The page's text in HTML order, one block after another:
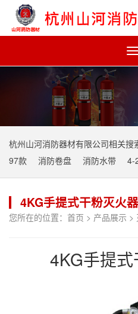
杭州山河消防器材有限公司相关搜
97款
消防卷盘 消防水带 4-
4KG手提式干粉灭火器
您所在的位置： 首页 > 产品展示 >
4KG手提